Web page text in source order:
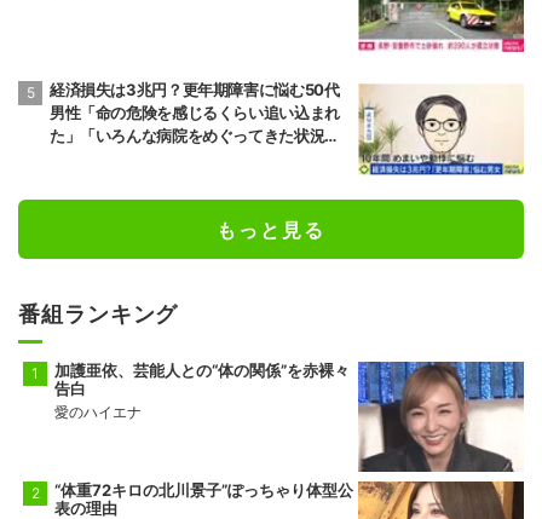
経済損失は3兆円？更年期障害に悩む50代
男性「命の危険を感じるくらい追い込まれ
た」「いろんな病院をめぐってきた状況が1
もっと見る
番組ランキング
加護亜依、芸能人との“体の関係”を赤裸々
告白
愛のハイエナ
“体重72キロの北川景子”ぽっちゃり体型公
表の理由